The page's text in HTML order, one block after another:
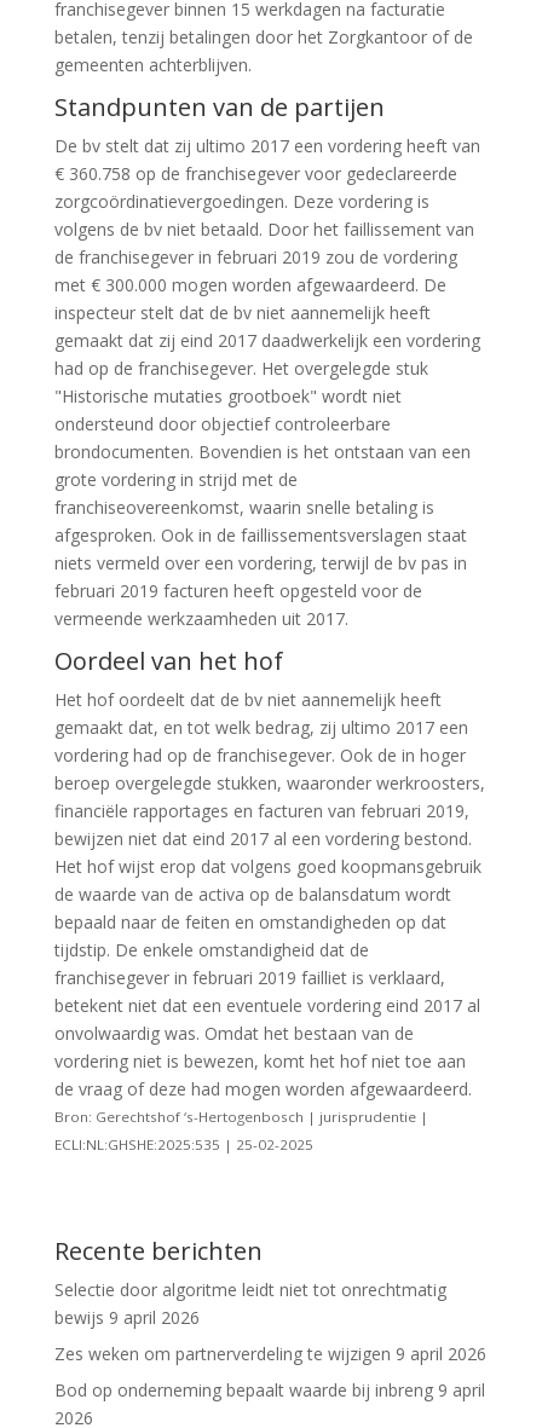
franchisegever binnen 15 werkdagen na facturatie
betalen, tenzij betalingen door het Zorgkantoor of de
gemeenten achterblijven.
Standpunten van de partijen
De bv stelt dat zij ultimo 2017 een vordering heeft van
€ 360.758 op de franchisegever voor gedeclareerde
zorgcoördinatievergoedingen. Deze vordering is
volgens de bv niet betaald. Door het faillissement van
de franchisegever in februari 2019 zou de vordering
met € 300.000 mogen worden afgewaardeerd. De
inspecteur stelt dat de bv niet aannemelijk heeft
gemaakt dat zij eind 2017 daadwerkelijk een vordering
had op de franchisegever. Het overgelegde stuk
"Historische mutaties grootboek" wordt niet
ondersteund door objectief controleerbare
brondocumenten. Bovendien is het ontstaan van een
grote vordering in strijd met de
franchiseovereenkomst, waarin snelle betaling is
afgesproken. Ook in de faillissementsverslagen staat
niets vermeld over een vordering, terwijl de bv pas in
februari 2019 facturen heeft opgesteld voor de
vermeende werkzaamheden uit 2017.
Oordeel van het hof
Het hof oordeelt dat de bv niet aannemelijk heeft
gemaakt dat, en tot welk bedrag, zij ultimo 2017 een
vordering had op de franchisegever. Ook de in hoger
beroep overgelegde stukken, waaronder werkroosters,
financiële rapportages en facturen van februari 2019,
bewijzen niet dat eind 2017 al een vordering bestond.
Het hof wijst erop dat volgens goed koopmansgebruik
de waarde van de activa op de balansdatum wordt
bepaald naar de feiten en omstandigheden op dat
tijdstip. De enkele omstandigheid dat de
franchisegever in februari 2019 failliet is verklaard,
betekent niet dat een eventuele vordering eind 2017 al
onvolwaardig was. Omdat het bestaan van de
vordering niet is bewezen, komt het hof niet toe aan
de vraag of deze had mogen worden afgewaardeerd.
Bron: Gerechtshof ‘s-Hertogenbosch | jurisprudentie |
ECLI:NL:GHSHE:2025:535 | 25-02-2025
Recente berichten
Selectie door algoritme leidt niet tot onrechtmatig
bewijs 9 april 2026
Zes weken om partnerverdeling te wijzigen 9 april 2026
Bod op onderneming bepaalt waarde bij inbreng 9 april
2026